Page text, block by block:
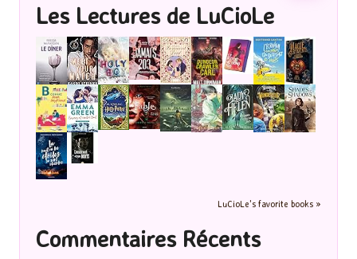
Les Lectures de LuCioLe
LuCioLe's favorite books »
Commentaires Récents